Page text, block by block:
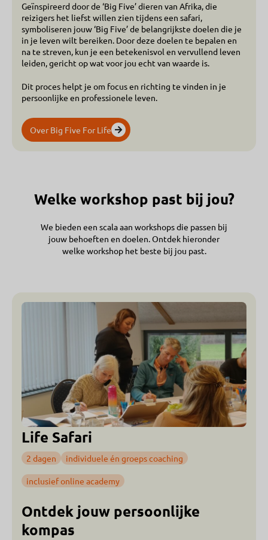
Geïnspireerd door de ‘Big Five’ dieren van Afrika, die
reizigers het liefst willen zien tijdens een safari,
symboliseren jouw ‘Big Five’ de belangrijkste doelen die je
in je leven wilt bereiken. Door deze doelen te bepalen en
na te streven, kun je een betekenisvol en vervullend leven
leiden, gericht op wat voor jou echt van waarde is.
Dit proces helpt je om focus en richting te vinden in je
persoonlijke en professionele leven.
Over Big Five For Life
Welke workshop past bij jou?
We bieden een scala aan workshops die passen bij
jouw behoeften en doelen. Ontdek hieronder
welke workshop het beste bij jou past.
Life Safari
2 dagen individuele én groeps coaching
inclusief online academy
Ontdek jouw persoonlijke
kompas